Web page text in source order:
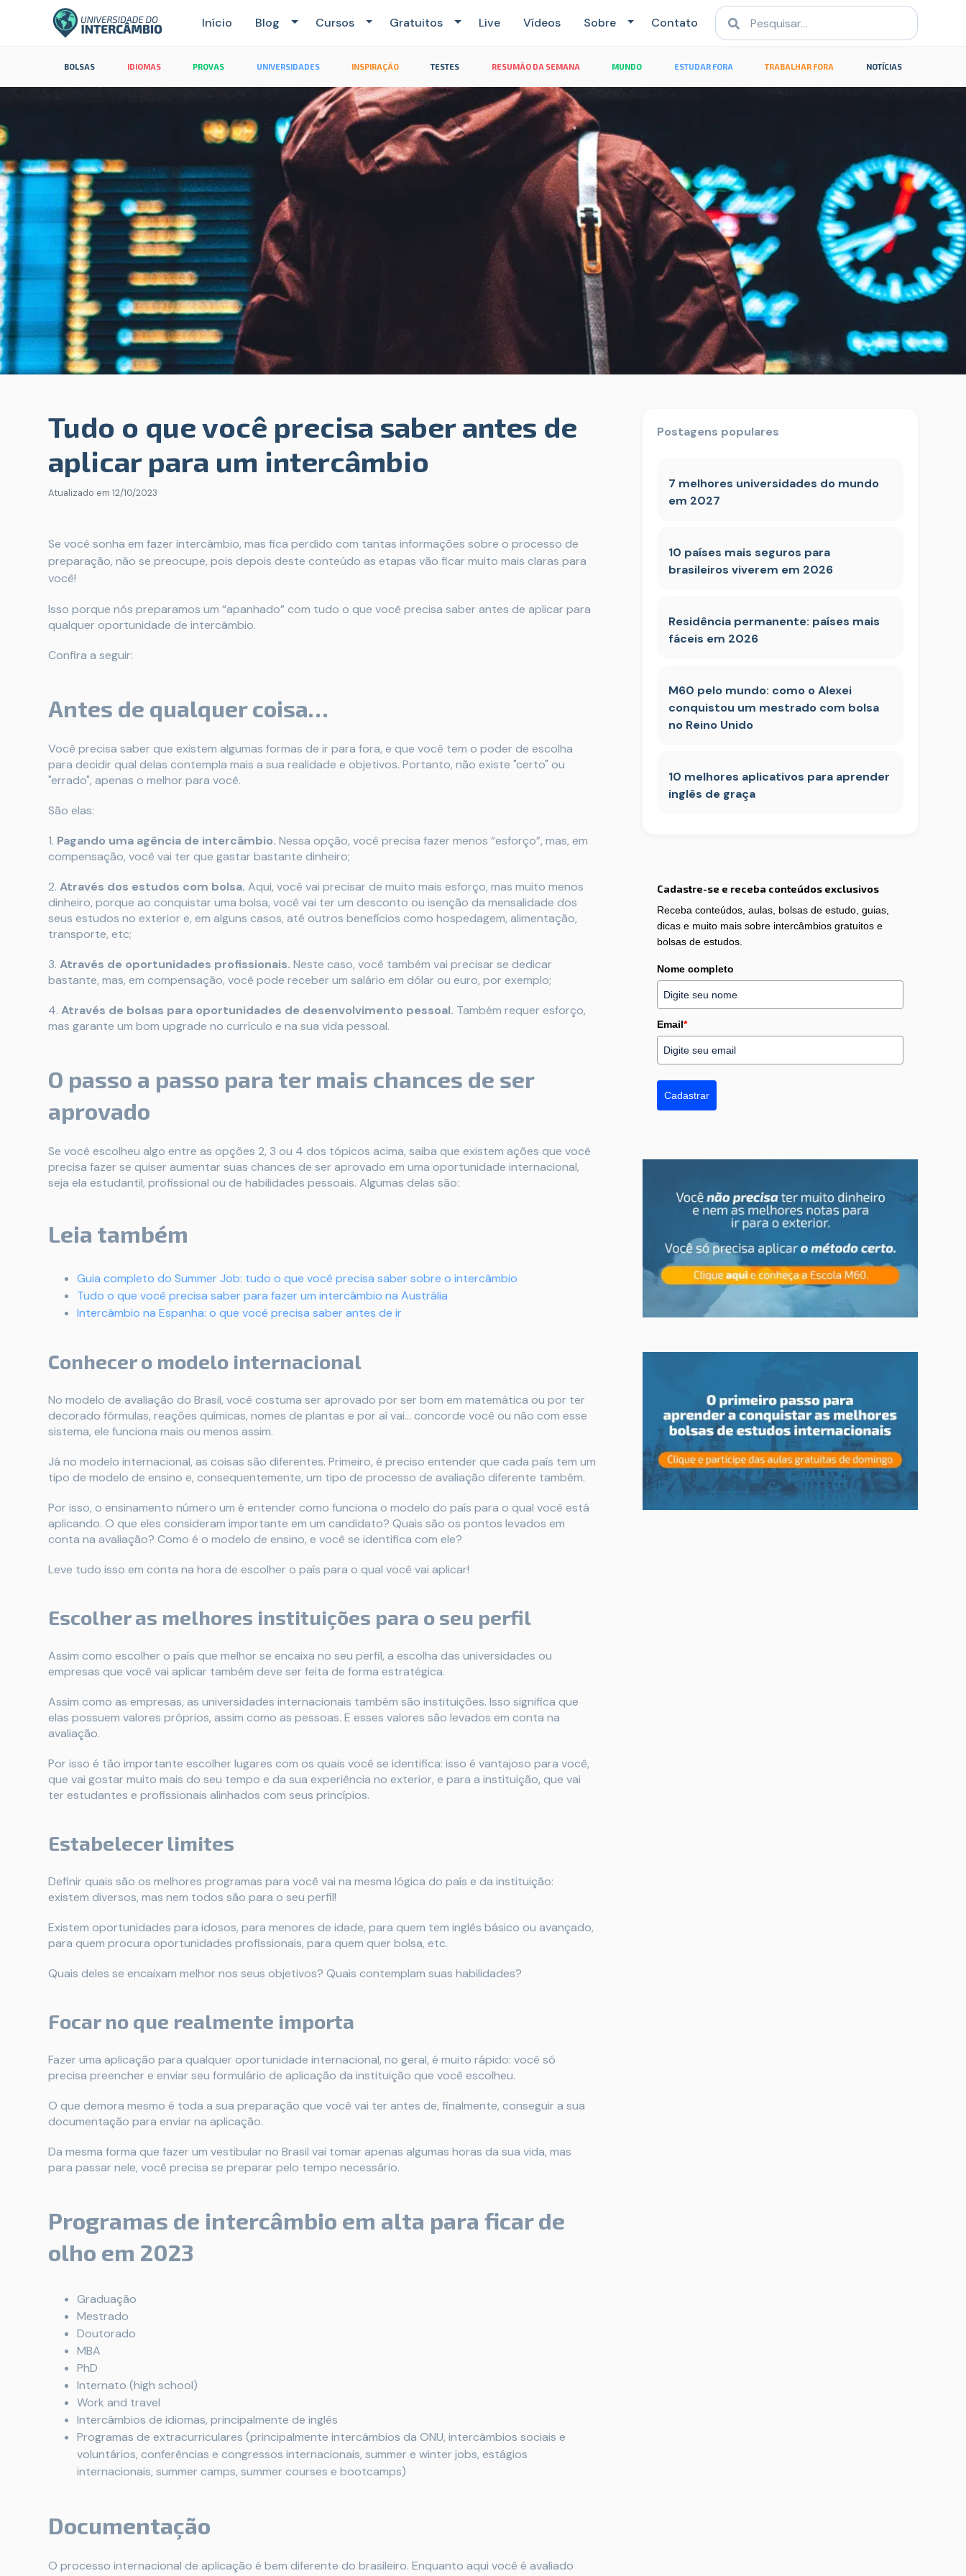
Início Blog Cursos Gratuitos Live Vídeos Sobre Contato
BOLSAS IDIOMAS PROVAS UNIVERSIDADES INSPIRAÇÃO TESTES RESUMÃO DA SEMANA MUNDO ESTUDAR FORA TRABALHAR FORA NOTÍCIAS
Tudo o que você precisa saber antes de
aplicar para um intercâmbio
Atualizado em 12/10/2023
Se você sonha em fazer intercâmbio, mas fica perdido com tantas informações sobre o processo de
preparação, não se preocupe, pois depois deste conteúdo as etapas vão ficar muito mais claras para
você!
Isso porque nós preparamos um “apanhado” com tudo o que você precisa saber antes de aplicar para
qualquer oportunidade de intercâmbio.
Confira a seguir:
Antes de qualquer coisa…
Você precisa saber que existem algumas formas de ir para fora, e que você tem o poder de escolha
para decidir qual delas contempla mais a sua realidade e objetivos. Portanto, não existe "certo" ou
"errado", apenas o melhor para você.
São elas:
1. Pagando uma agência de intercâmbio. Nessa opção, você precisa fazer menos “esforço”, mas, em
compensação, você vai ter que gastar bastante dinheiro;
2. Através dos estudos com bolsa. Aqui, você vai precisar de muito mais esforço, mas muito menos
dinheiro, porque ao conquistar uma bolsa, você vai ter um desconto ou isenção da mensalidade dos
seus estudos no exterior e, em alguns casos, até outros benefícios como hospedagem, alimentação,
transporte, etc;
3. Através de oportunidades profissionais. Neste caso, você também vai precisar se dedicar
bastante, mas, em compensação, você pode receber um salário em dólar ou euro, por exemplo;
4. Através de bolsas para oportunidades de desenvolvimento pessoal. Também requer esforço,
mas garante um bom upgrade no currículo e na sua vida pessoal.
O passo a passo para ter mais chances de ser
aprovado
Se você escolheu algo entre as opções 2, 3 ou 4 dos tópicos acima, saiba que existem ações que você
precisa fazer se quiser aumentar suas chances de ser aprovado em uma oportunidade internacional,
seja ela estudantil, profissional ou de habilidades pessoais. Algumas delas são:
Leia também
Guia completo do Summer Job: tudo o que você precisa saber sobre o intercâmbio
Tudo o que você precisa saber para fazer um intercâmbio na Austrália
Intercâmbio na Espanha: o que você precisa saber antes de ir
Conhecer o modelo internacional
No modelo de avaliação do Brasil, você costuma ser aprovado por ser bom em matemática ou por ter
decorado fórmulas, reações químicas, nomes de plantas e por aí vai… concorde você ou não com esse
sistema, ele funciona mais ou menos assim.
Já no modelo internacional, as coisas são diferentes. Primeiro, é preciso entender que cada país tem um
tipo de modelo de ensino e, consequentemente, um tipo de processo de avaliação diferente também.
Por isso, o ensinamento número um é entender como funciona o modelo do país para o qual você está
aplicando. O que eles consideram importante em um candidato? Quais são os pontos levados em
conta na avaliação? Como é o modelo de ensino, e você se identifica com ele?
Leve tudo isso em conta na hora de escolher o país para o qual você vai aplicar!
Escolher as melhores instituições para o seu perfil
Assim como escolher o país que melhor se encaixa no seu perfil, a escolha das universidades ou
empresas que você vai aplicar também deve ser feita de forma estratégica.
Assim como as empresas, as universidades internacionais também são instituições. Isso significa que
elas possuem valores próprios, assim como as pessoas. E esses valores são levados em conta na
avaliação.
Por isso é tão importante escolher lugares com os quais você se identifica: isso é vantajoso para você,
que vai gostar muito mais do seu tempo e da sua experiência no exterior, e para a instituição, que vai
ter estudantes e profissionais alinhados com seus princípios.
Estabelecer limites
Definir quais são os melhores programas para você vai na mesma lógica do país e da instituição:
existem diversos, mas nem todos são para o seu perfil!
Existem oportunidades para idosos, para menores de idade, para quem tem inglês básico ou avançado,
para quem procura oportunidades profissionais, para quem quer bolsa, etc.
Quais deles se encaixam melhor nos seus objetivos? Quais contemplam suas habilidades?
Focar no que realmente importa
Fazer uma aplicação para qualquer oportunidade internacional, no geral, é muito rápido: você só
precisa preencher e enviar seu formulário de aplicação da instituição que você escolheu.
O que demora mesmo é toda a sua preparação que você vai ter antes de, finalmente, conseguir a sua
documentação para enviar na aplicação.
Da mesma forma que fazer um vestibular no Brasil vai tomar apenas algumas horas da sua vida, mas
para passar nele, você precisa se preparar pelo tempo necessário.
Programas de intercâmbio em alta para ficar de
olho em 2023
Graduação
Mestrado
Doutorado
MBA
PhD
Internato (high school)
Work and travel
Intercâmbios de idiomas, principalmente de inglês
Programas de extracurriculares (principalmente intercâmbios da ONU, intercâmbios sociais e
voluntários, conferências e congressos internacionais, summer e winter jobs, estágios
internacionais, summer camps, summer courses e bootcamps)
Documentação
O processo internacional de aplicação é bem diferente do brasileiro. Enquanto aqui você é avaliado
Postagens populares
7 melhores universidades do mundo
em 2027
10 países mais seguros para
brasileiros viverem em 2026
Residência permanente: países mais
fáceis em 2026
M60 pelo mundo: como o Alexei
conquistou um mestrado com bolsa
no Reino Unido
10 melhores aplicativos para aprender
inglês de graça
Cadastre-se e receba conteúdos exclusivos
Receba conteúdos, aulas, bolsas de estudo, guias,
dicas e muito mais sobre intercâmbios gratuitos e
bolsas de estudos.
Nome completo
Email*
Cadastrar